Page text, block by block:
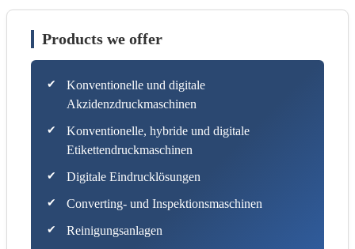
Products we offer
Konventionelle und digitale
Akzidenzdruckmaschinen
Konventionelle, hybride und digitale
Etikettendruckmaschinen
Digitale Eindrucklösungen
Converting- und Inspektionsmaschinen
Reinigungsanlagen